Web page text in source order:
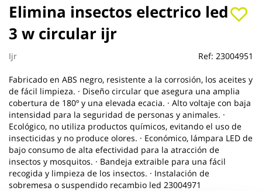
Elimina insectos electrico led
3 w circular ijr
Ijr Ref: 23004951
Fabricado en ABS negro, resistente a la corrosión, los aceites y
de fácil limpieza. · Diseño circular que asegura una amplia
cobertura de 180º y una elevada ecacia. · Alto voltaje con baja
intensidad para la seguridad de personas y animales. ·
Ecológico, no utiliza productos químicos, evitando el uso de
insecticidas y no produce olores. · Económico, lámpara LED de
bajo consumo de alta efectividad para la atracción de
insectos y mosquitos. · Bandeja extraible para una fácil
recogida y limpieza de los insectos. · Instalación de
sobremesa o suspendido recambio led 23004971
Saltar
al
comienzo
de
la
galería
de
imágenes